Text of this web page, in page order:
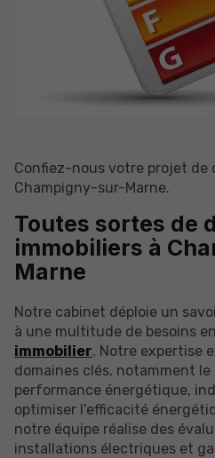
Confiez-nous votre projet de
Champigny-sur-Marne.
Toutes sortes de
immobiliers à
Marne
Notre cabinet déploie un
à une multitude de besoins en
immobilier. Notre expertise
domaines clés, notamment
performance énergétique,
optimiser l'efficacité
notre équipe réalise des
installations électriques et